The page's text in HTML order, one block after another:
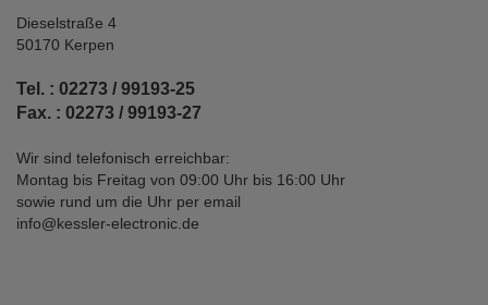
Dieselstraße 4
50170 Kerpen
Tel. : 02273 / 99193-25
Fax. : 02273 / 99193-27
Wir sind telefonisch erreichbar:
Montag bis Freitag von 09:00 Uhr bis 16:00 Uhr
sowie rund um die Uhr per email
info@kessler-electronic.de